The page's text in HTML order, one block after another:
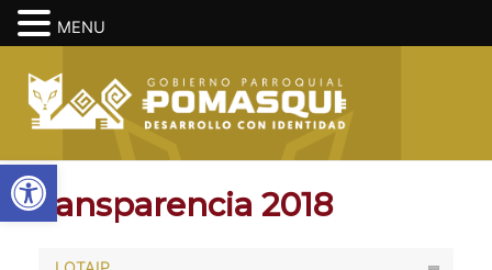
Abrir barra de herramientas
contenido
Transparencia 2018
MENU